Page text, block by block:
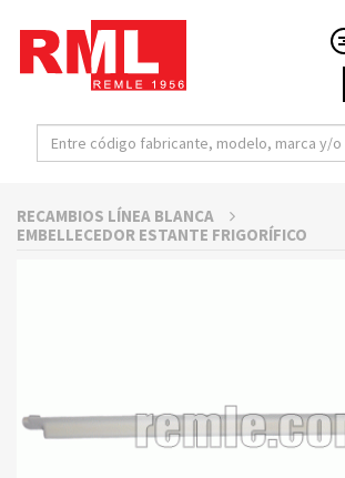
RECAMBIOS LÍNEA BLANCA
EMBELLECEDOR ESTANTE FRIGORÍFICO